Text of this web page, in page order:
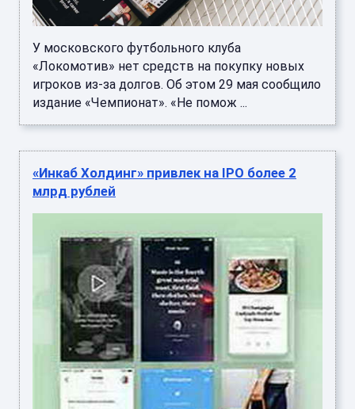
У московского футбольного клуба
«Локомотив» нет средств на покупку новых
игроков из-за долгов. Об этом 29 мая сообщило
издание «Чемпионат». «Не помож ...
«Инкаб Холдинг» привлек на IPO более 2
млрд рублей